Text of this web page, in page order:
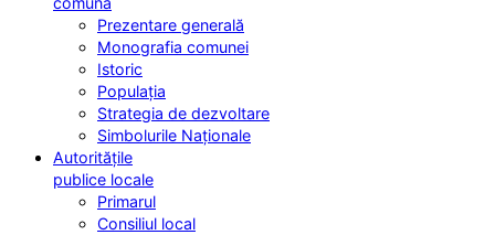
Prezentare generală
Monografia comunei
Istoric
Populația
Strategia de dezvoltare
Simbolurile Naționale
Autoritățile
publice locale
Primarul
Consiliul local